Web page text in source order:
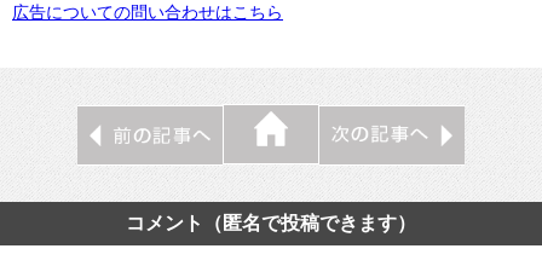
広告についての問い合わせはこちら
コメント（匿名で投稿できます）